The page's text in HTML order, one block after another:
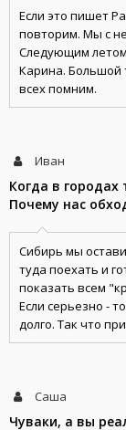
Если это пишет
повторим. Мы с
Следующим летом
Карина. Большой
всех помним.
Иван
Когда в
Почему нас
Сибирь мы
туда поехать и
показать всем
Если серьезно -
долго. Так что
Саша
Чуваки, а вы